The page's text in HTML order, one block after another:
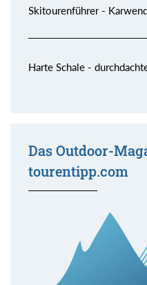
Skitourenführer -
Harte Schale -
Das Outdoor-
tourentipp.com